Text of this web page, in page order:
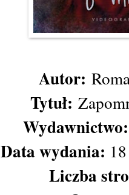
Autor:
Tytuł:
Wydawnictwo:
Data wydania:
Liczba